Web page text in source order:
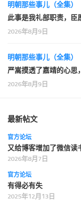
明朝那些事儿（全集）
此事是我礼部职责，臣
2026年8月9日
明朝那些事儿（全集）
严嵩摸透了嘉靖的心思
2026年8月9日
最新帖文
官方论坛
又给博客增加了微信读
2026年8月7日
官方论坛
有得必有失
2025年12月13日